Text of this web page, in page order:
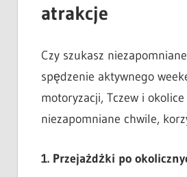
atrakcje
Czy szukasz
spędzenie aktywnego
motoryzacji, Tczew i
niezapomniane chwile,
1. Przejażdżki po